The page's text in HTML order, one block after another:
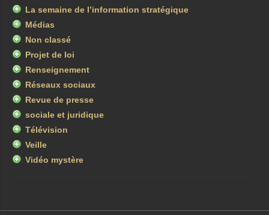
La semaine de l’information stratégique
Médias
Non classé
Projet de loi
Renseignement
Réseaux sociaux
Revue de presse
sociale et juridique
Télévision
Veille
Vidéo mystère